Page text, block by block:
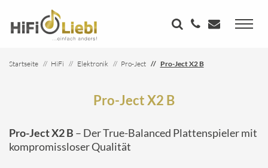
Startseite HiFi Elektronik Pro-Ject Pro-Ject X2 B
Pro-Ject X2 B
Pro-Ject X2 B – Der True-Balanced Plattenspieler mit
kompromissloser Qualität